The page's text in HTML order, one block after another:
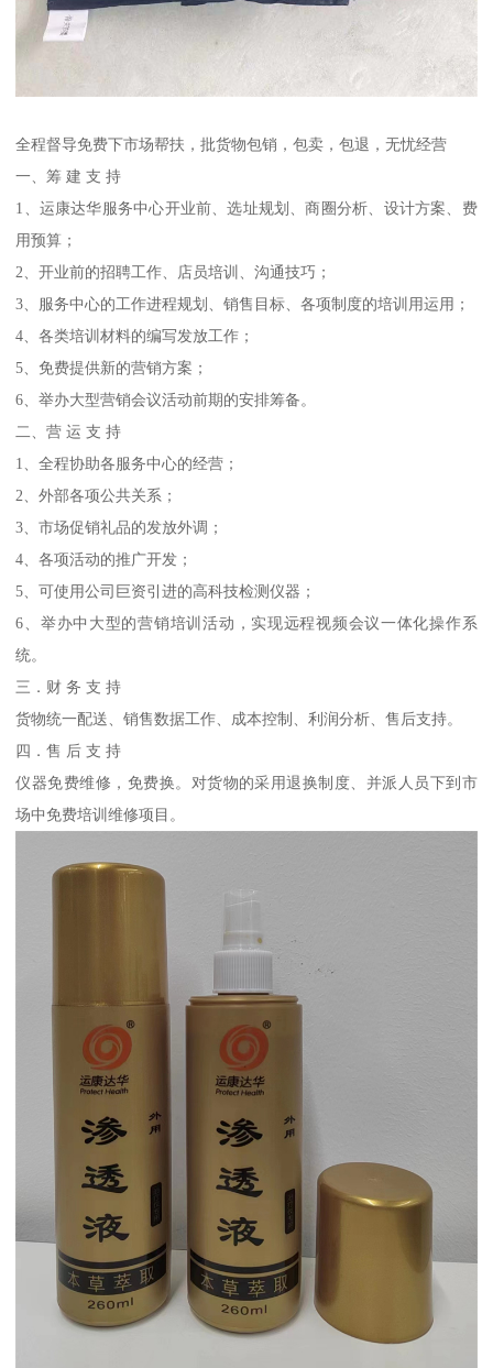
全程督导免费下市场帮扶，批货物包销，包卖，包退，无忧经营
一、筹 建 支 持
1、运康达华服务中心开业前、选址规划、商圈分析、设计方案、费
用预算；
2、开业前的招聘工作、店员培训、沟通技巧；
3、服务中心的工作进程规划、销售目标、各项制度的培训用运用；
4、各类培训材料的编写发放工作；
5、免费提供新的营销方案；
6、举办大型营销会议活动前期的安排筹备。
二、营 运 支 持
1、全程协助各服务中心的经营；
2、外部各项公共关系；
3、市场促销礼品的发放外调；
4、各项活动的推广开发；
5、可使用公司巨资引进的高科技检测仪器；
6、举办中大型的营销培训活动，实现远程视频会议一体化操作系
统。
三．财 务 支 持
货物统一配送、销售数据工作、成本控制、利润分析、售后支持。
四．售 后 支 持
仪器免费维修，免费换。对货物的采用退换制度、并派人员下到市
场中免费培训维修项目。